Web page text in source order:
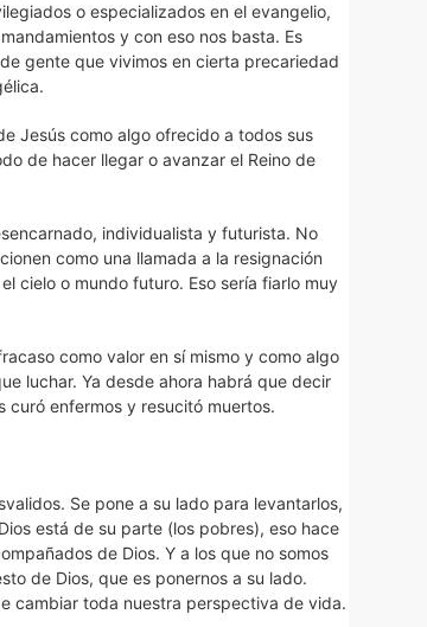
o especializados en el evangelio,
y con eso nos basta. Es
gente que vivimos en cierta precariedad
Jesús como algo ofrecido a todos sus
de hacer llegar o avanzar el Reino de
individualista y futurista. No
como una llamada a la resignación
cielo o mundo futuro. Eso sería fiarlo muy
como valor en sí mismo y como algo
luchar. Ya desde ahora habrá que decir
curó enfermos y resucitó muertos.
Se pone a su lado para levantarlos,
está de su parte (los pobres), eso hace
de Dios. Y a los que no somos
de Dios, que es ponernos a su lado.
cambiar toda nuestra perspectiva de vida.